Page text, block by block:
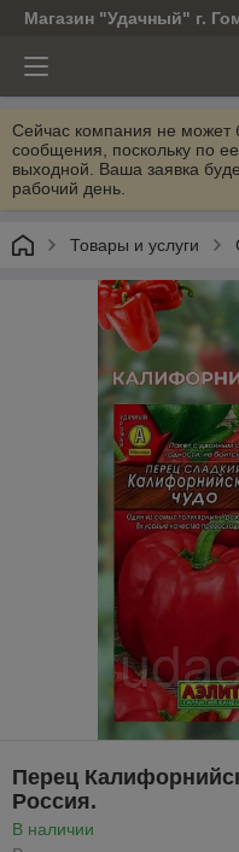
Магазин "Удачный" г.
Сейчас компания не может
сообщения, поскольку по
выходной. Ваша заявка
рабочий день.
Товары и услуги
Перец
Россия.
В наличии